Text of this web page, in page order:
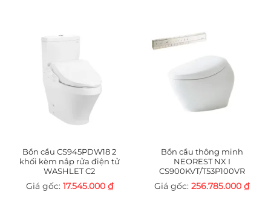
Bồn cầu CS945PDW18 2
khối kèm nắp rửa điện tử
WASHLET C2
17.545.000 ₫
Bồn cầu thông minh
NEOREST NX I
CS900KVT/T53P100VR
256.785.000 ₫